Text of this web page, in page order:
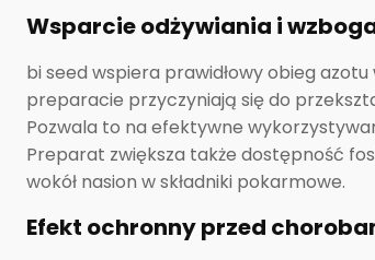
Wsparcie odżywiania i
bi seed wspiera prawidłowy obieg azotu
preparacie przyczyniają się do
Pozwala to na efektywne
Preparat zwiększa także dostępność
wokół nasion w składniki pokarmowe.
Efekt ochronny przed